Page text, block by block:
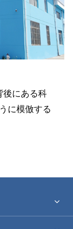
後にある科
に模倣する